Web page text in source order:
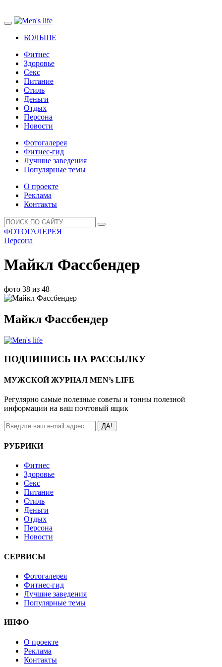
БОЛЬШЕ
Фитнес
Здоровье
Секс
Питание
Стиль
Деньги
Отдых
Персона
Новости
Фотогалерея
Фитнес-гид
Лучшие заведения
Популярные темы
О проекте
Реклама
Контакты
ФОТОГАЛЕРЕЯ
Персона
Майкл Фассбендер
фото 38 из 48
Майкл Фассбендер
ПОДПИШИСЬ НА РАССЫЛКУ
МУЖСКОЙ ЖУРНАЛ MEN’s LIFE
Регулярно самые полезные советы и тонны полезной
информации на ваш почтовый ящик
ДА!
РУБРИКИ
Фитнес
Здоровье
Секс
Питание
Стиль
Деньги
Отдых
Персона
Новости
СЕРВИСЫ
Фотогалерея
Фитнес-гид
Лучшие заведения
Популярные темы
ИНФО
О проекте
Реклама
Контакты